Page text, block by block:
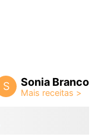
S Sonia Branco